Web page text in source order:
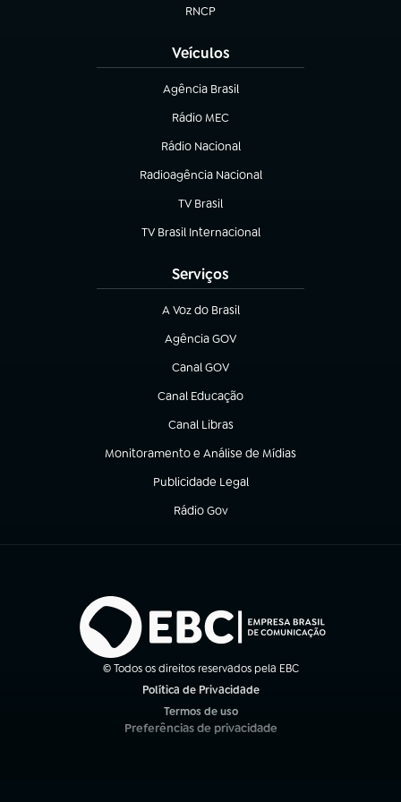
RNCP
(abre em nova aba)
Veículos
Agência Brasil
(abre em nova aba)
Rádio MEC
(abre em nova aba)
Rádio Nacional
Radioagência Nacional
(abre em nova aba)
TV Brasil
(abre em nova aba)
TV Brasil Internacional
(abre em nova aba)
Serviços
A Voz do Brasil
(abre em nova aba)
Agência GOV
(abre em nova aba)
Canal GOV
(abre em nova aba)
Canal Educação
(abre em nova aba)
Canal Libras
(abre em nova aba)
Monitoramento e Análise de Mídias
(abre em nova aba)
Publicidade Legal
(abre em nova aba)
Rádio Gov
(abre em nova aba)
© Todos os direitos reservados pela EBC
Política de Privacidade
Termos de uso
(abre em nova aba)
Preferências de privacidade